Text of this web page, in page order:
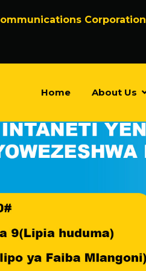
Corporation
Home About Us